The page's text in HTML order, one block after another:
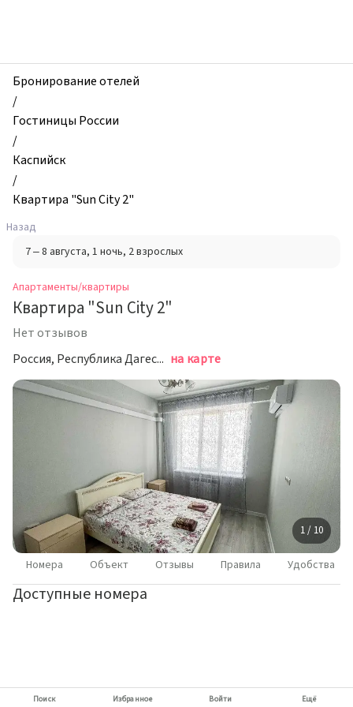
и
квартиры,
Квартира
"Sun
City
2",
Каспийск,
Россия
Бронирование отелей
/
Гостиницы России
/
Каспийск
/
Квартира "Sun City 2"
Назад
7 – 8 августа, 1 ночь, 2 взрослых
Апартаменты/квартиры
Квартира "Sun City 2"
Нет отзывов
Россия, Республика Дагестан, Каспийск, улица Магомедали Магомеджановa, 8А на карте
1 / 10
Номера Объект Отзывы Правила Удобства
Доступные номера
Поиск Избранное Войти Ещё